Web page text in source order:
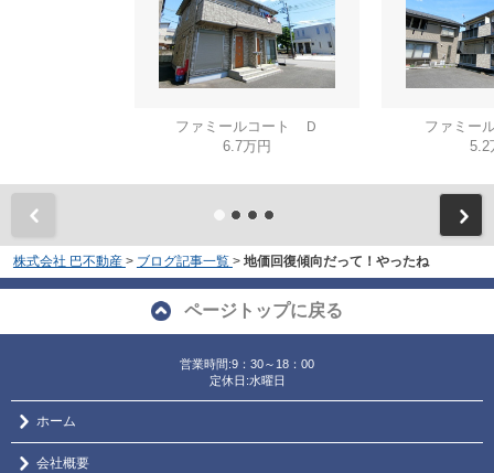
ファミールコート Ｄ
6.7万円
ファミー
5.2
株式会社 巴不動産 > ブログ記事一覧 > 地価回復傾向だって！やったね
ページトップに戻る
営業時間:9：30～18：00
定休日:水曜日
ホーム
会社概要